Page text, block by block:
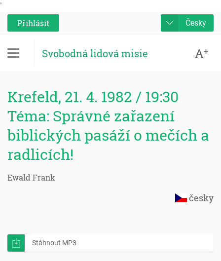
'
Přihlásit
Česky
Svobodná lidová misie A+
Krefeld, 21. 4. 1982 / 19:30
Téma: Správné zařazení
biblických pasáží o mečích a
radlicích!
Ewald Frank
česky
Stáhnout MP3